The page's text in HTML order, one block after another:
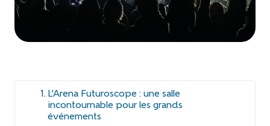
L’Arena Futuroscope : une salle
incontournable pour les grands
événements